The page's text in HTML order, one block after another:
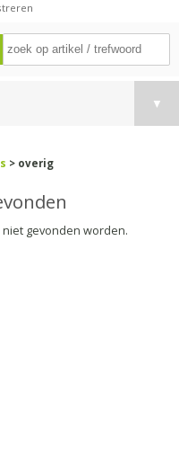
▼
> overig
gevonden worden.